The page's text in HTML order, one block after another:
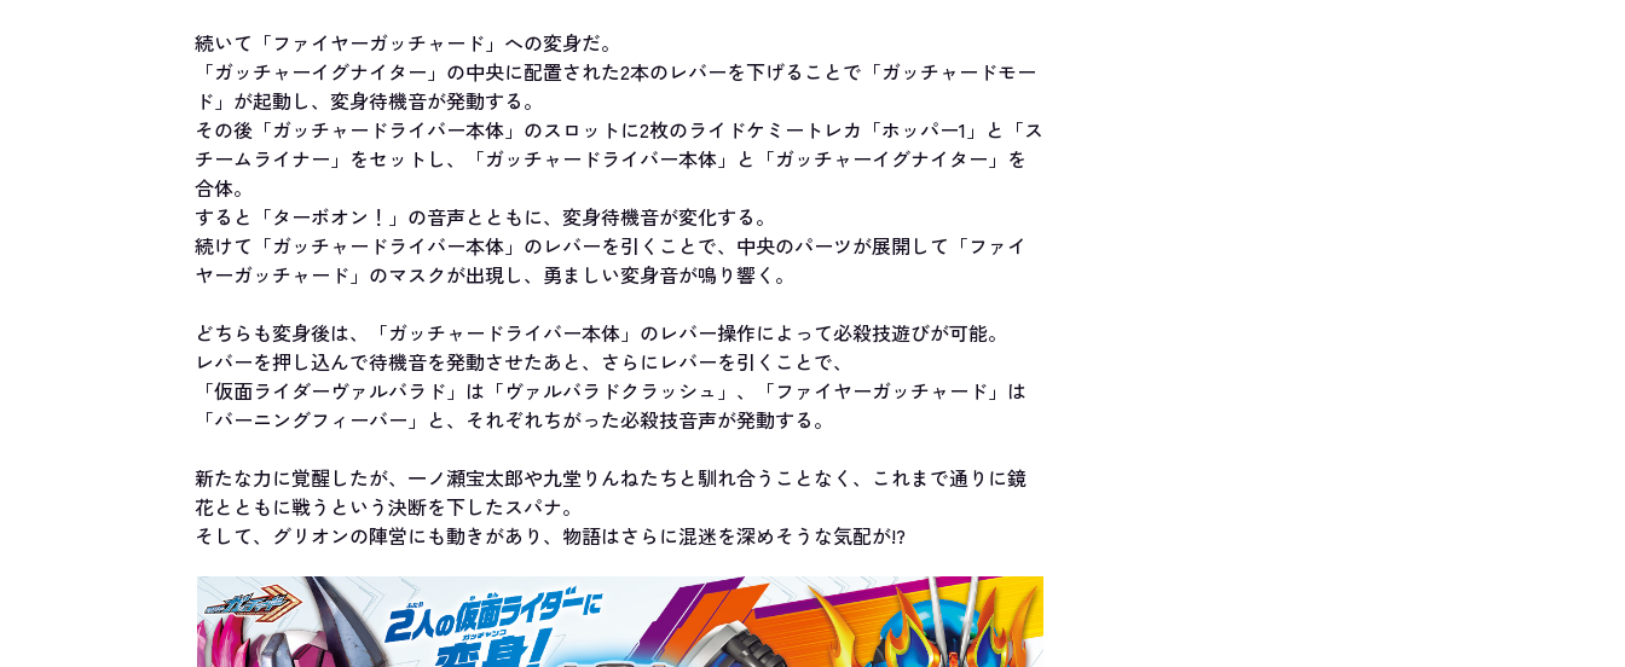
続いて「ファイヤーガッチャード」への変身だ。
「ガッチャーイグナイター」の中央に配置された2本のレバーを下げることで「ガッチャードモー
ド」が起動し、変身待機音が発動する。
その後「ガッチャードライバー本体」のスロットに2枚のライドケミートレカ「ホッパー1」と「ス
チームライナー」をセットし、「ガッチャードライバー本体」と「ガッチャーイグナイター」を
合体。
すると「ターボオン！」の音声とともに、変身待機音が変化する。
続けて「ガッチャードライバー本体」のレバーを引くことで、中央のパーツが展開して「ファイ
ヤーガッチャード」のマスクが出現し、勇ましい変身音が鳴り響く。
どちらも変身後は、「ガッチャードライバー本体」のレバー操作によって必殺技遊びが可能。
レバーを押し込んで待機音を発動させたあと、さらにレバーを引くことで、
「仮面ライダーヴァルバラド」は「ヴァルバラドクラッシュ」、「ファイヤーガッチャード」は
「バーニングフィーバー」と、それぞれちがった必殺技音声が発動する。
新たな力に覚醒したが、一ノ瀬宝太郎や九堂りんねたちと馴れ合うことなく、これまで通りに鏡
花とともに戦うという決断を下したスパナ。
そして、グリオンの陣営にも動きがあり、物語はさらに混迷を深めそうな気配が!?